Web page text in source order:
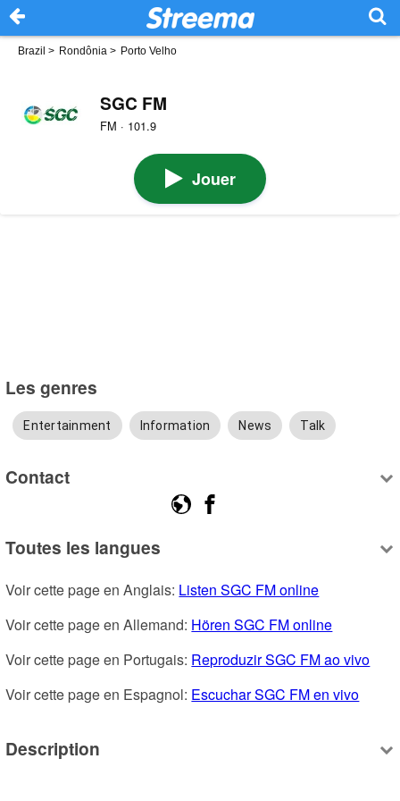
Brazil > Rondônia > Porto Velho
SGC FM
FM · 101.9
Jouer
Les genres
Entertainment Information News Talk
Contact
Toutes les langues
Voir cette page en Anglais: Listen SGC FM online
Voir cette page en Allemand: Hören SGC FM online
Voir cette page en Portugais: Reproduzir SGC FM ao vivo
Voir cette page en Espagnol: Escuchar SGC FM en vivo
Description